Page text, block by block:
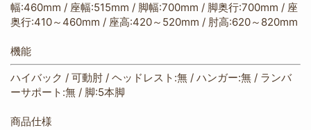
幅:460mm / 座幅:515mm / 脚幅:700mm / 脚奥行:700mm / 座
奥行:410～460mm / 座高:420～520mm / 肘高:620～820mm
機能
ハイバック / 可動肘 / ヘッドレスト:無 / ハンガー:無 / ランバ
ーサポート:無 / 脚:5本脚
商品仕様